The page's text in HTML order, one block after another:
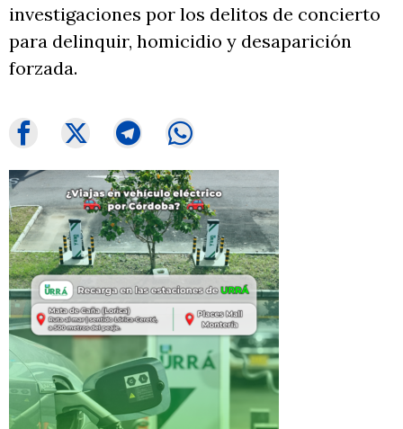
investigaciones por los delitos de concierto
para delinquir, homicidio y desaparición
forzada.